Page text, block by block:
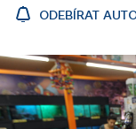
ODEBÍRAT